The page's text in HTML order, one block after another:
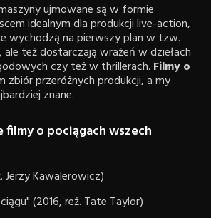
ujmowane są w formie
idealnym dla produkcji live-action,
wychodzą na pierwszy plan w tzw.
ale też dostarczają wrażeń w dziełach
czy też w thrillerach. Filmy o
zbiór przeróżnych produkcji, a my
znane.
filmy o pociągach wszech
Jerzy Kawalerowicz)
(2016, reż. Tate Taylor)